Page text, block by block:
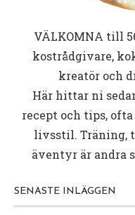
VÄLKOMNA till
kostrådgivare,
kreatör och
Här hittar ni
recept och tips,
livsstil. Träning,
äventyr är andra
SENASTE INLÄGGEN